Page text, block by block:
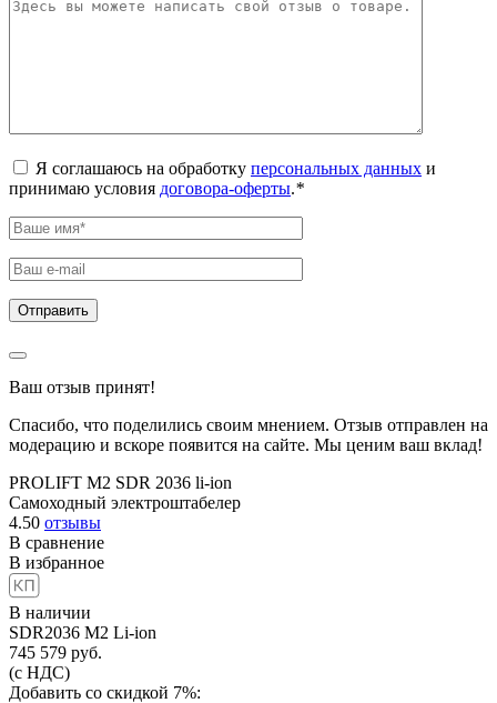
Я соглашаюсь на обработку персональных данных и
принимаю условия договора-оферты.*
Ваш отзыв принят!
Спасибо, что поделились своим мнением. Отзыв отправлен на
модерацию и вскоре появится на сайте. Мы ценим ваш вклад!
PROLIFT M2 SDR 2036 li-ion
Самоходный электроштабелер
4.50 отзывы
В сравнение
В избранное
В наличии
SDR2036 M2 Li-ion
745 579 руб.
(с НДС)
Добавить со скидкой 7%: